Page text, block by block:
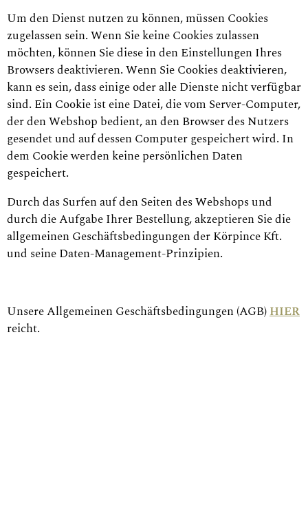
Um den Dienst nutzen zu können, müssen Cookies
zugelassen sein. Wenn Sie keine Cookies zulassen
möchten, können Sie diese in den Einstellungen Ihres
Browsers deaktivieren. Wenn Sie Cookies deaktivieren,
kann es sein, dass einige oder alle Dienste nicht verfügbar
sind. Ein Cookie ist eine Datei, die vom Server-Computer,
der den Webshop bedient, an den Browser des Nutzers
gesendet und auf dessen Computer gespeichert wird. In
dem Cookie werden keine persönlichen Daten
gespeichert.
Durch das Surfen auf den Seiten des Webshops und
durch die Aufgabe Ihrer Bestellung, akzeptieren Sie die
allgemeinen Geschäftsbedingungen der Körpince Kft.
und seine Daten-Management-Prinzipien.
Unsere Allgemeinen Geschäftsbedingungen (AGB)HIER
reicht.